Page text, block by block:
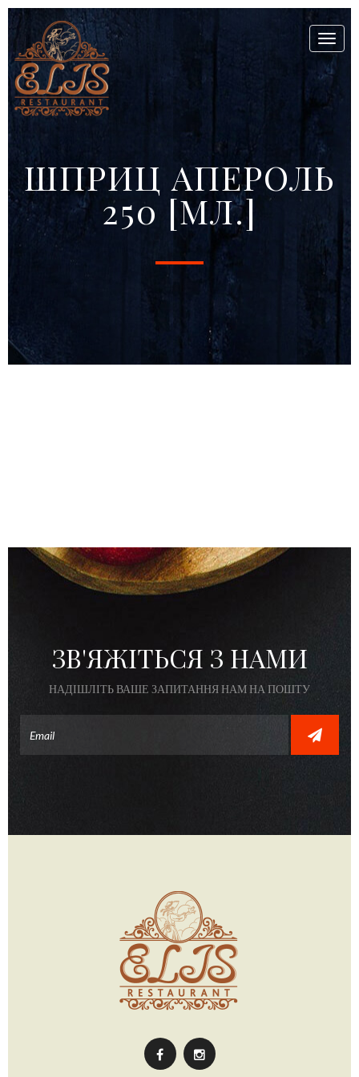
ШПРИЦ АПЕРОЛЬ
250 [МЛ.]
ЗВ'ЯЖІТЬСЯ З НАМИ
НАДІШЛІТЬ ВАШЕ ЗАПИТАННЯ НАМ НА ПОШТУ